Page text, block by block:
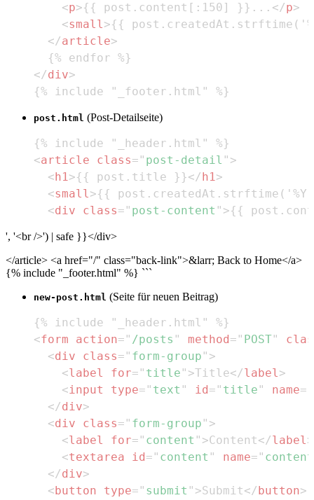
<p>{{ post.content[:150] }}... </p>
<small>{{
</article>
</div>
{% include "_footer.html" %}
post.html (Post-Detailseite)
<article class= " post-detail " >
< h1>{{ post.title }}</ h1>
<small>{{ post.createdAt.strftime('%Y-
<div class= " post-content " >{{
', '<br />') | safe }}</div>
</article> <a href="/" class="back-link">&larr; Back to Home</a>
{% include "_footer.html" %} ```
new-post.html (Seite für neuen Beitrag)
<form action= " /posts " method = " POST"
<div class= " form-group " >
<label for= " title " >Title</label>
<input type= " text " id = " title " name=
</div>
<div class= " form-group " >
<label for= " content " >Content</label>
<textarea id = " content " name= " content
</div>
< button type= " submit " >Submit</ button>